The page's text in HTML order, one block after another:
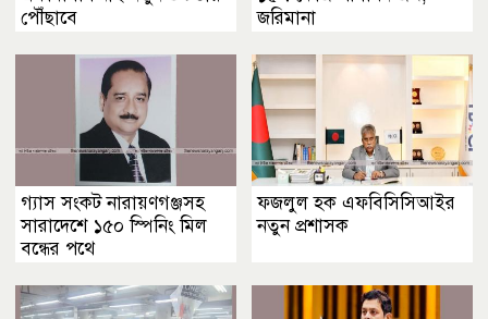
পৌঁছাবে
জরিমানা
গ্যাস সংকট নারায়ণগঞ্জসহ
সারাদেশে ১৫০ স্পিনিং মিল
বন্ধের পথে
ফজলুল হক এফবিসিসিআইর
নতুন প্রশাসক